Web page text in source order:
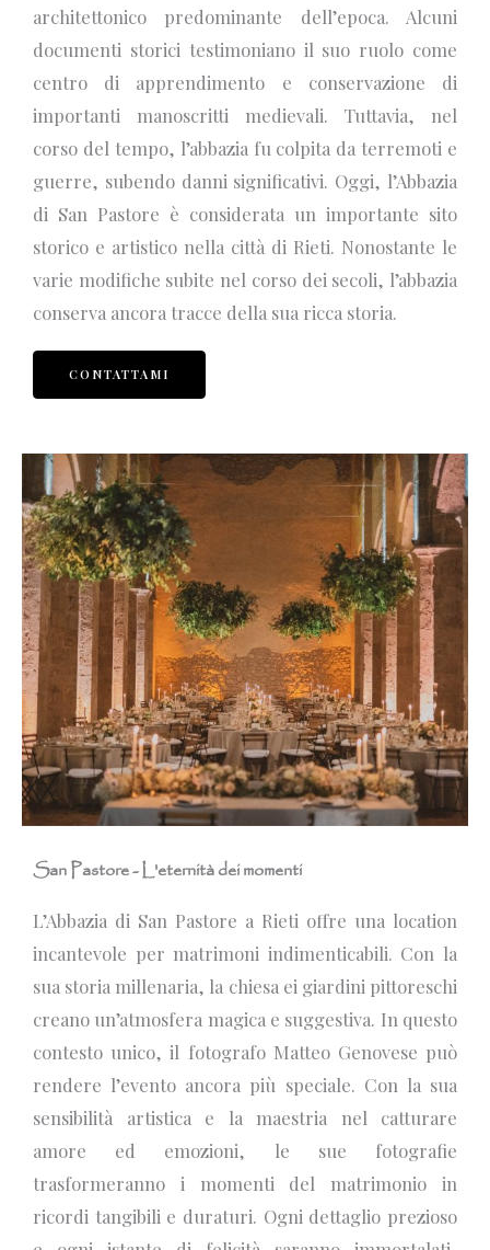
architettonico predominante dell’epoca. Alcuni
documenti storici testimoniano il suo ruolo come
centro di apprendimento e conservazione di
importanti manoscritti medievali. Tuttavia, nel
corso del tempo, l’abbazia fu colpita da terremoti e
guerre, subendo danni significativi. Oggi, l’Abbazia
di San Pastore è considerata un importante sito
storico e artistico nella città di Rieti. Nonostante le
varie modifiche subite nel corso dei secoli, l’abbazia
conserva ancora tracce della sua ricca storia.
CONTATTAMI
San Pastore - L'eternità dei momenti
L’Abbazia di San Pastore a Rieti offre una location
incantevole per matrimoni indimenticabili. Con la
sua storia millenaria, la chiesa ei giardini pittoreschi
creano un’atmosfera magica e suggestiva. In questo
contesto unico, il fotografo Matteo Genovese può
rendere l’evento ancora più speciale. Con la sua
sensibilità artistica e la maestria nel catturare
amore ed emozioni, le sue fotografie
trasformeranno i momenti del matrimonio in
ricordi tangibili e duraturi. Ogni dettaglio prezioso